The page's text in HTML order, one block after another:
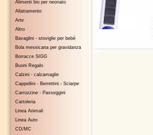
Alimenti bio per neonato
Allattamento
Arte
Altro
Bavaglini - stoviglie per bebè
Bola messicana per gravidanza
Borracce SIGG
Buoni Regalo
Calzini - calzamaglie
Cappellini - Berrettini - Sciarpe
Carrozzine - Passeggini
Cartoleria
Linea Animali
Linea Auto
CD/MC